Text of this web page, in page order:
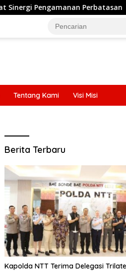
Respon Cepat Layanan
Tentang Kami Visi Misi
Berita Terbaru
Kapolda NTT Terima Delegasi